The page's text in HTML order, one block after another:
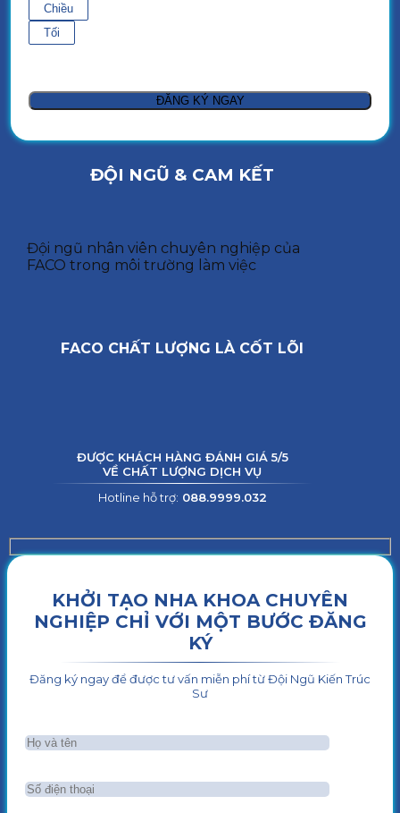
Chiều
Tối
ĐỘI NGŨ & CAM KẾT
Đội ngũ nhân viên chuyên nghiệp của
FACO trong môi trường làm việc
FACO CHẤT LƯỢNG LÀ CỐT LÕI
ĐƯỢC KHÁCH HÀNG ĐÁNH GIÁ 5/5
VỀ CHẤT LƯỢNG DỊCH VỤ
Hotline hỗ trợ: 088.9999.032
KHỞI TẠO NHA KHOA CHUYÊN
NGHIỆP CHỈ VỚI MỘT BƯỚC ĐĂNG
KÝ
Đăng ký ngay để được tư vấn miễn phí từ Đội Ngũ Kiến Trúc
Sư